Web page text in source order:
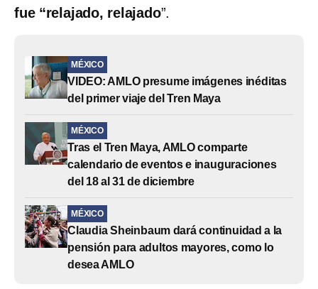
fue “relajado, relajado”.
MÉXICO
VIDEO: AMLO presume imágenes inéditas
del primer viaje del Tren Maya
MÉXICO
Tras el Tren Maya, AMLO comparte
calendario de eventos e inauguraciones
del 18 al 31 de diciembre
MÉXICO
Claudia Sheinbaum dará continuidad a la
pensión para adultos mayores, como lo
desea AMLO